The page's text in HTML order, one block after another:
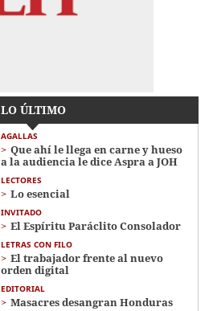
LO ÚLTIMO
AGALLAS
Que ahí le llega en carne y hueso
a la audiencia le dice Aspra a JOH
LECTORES
Lo esencial
INVITADO
El Espíritu Paráclito Consolador
LETRAS CON FILO
El trabajador frente al nuevo
orden digital
EDITORIAL
Masacres desangran Honduras